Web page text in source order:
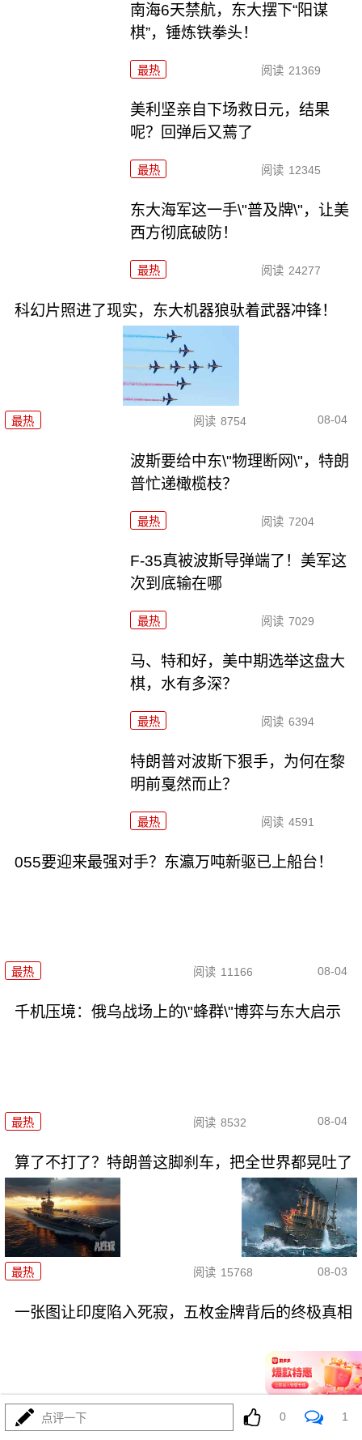
南海6天禁航，东大摆下“阳谋
棋”，锤炼铁拳头！
最热 阅读 21369
美利坚亲自下场救日元，结果
呢？回弹后又蔫了
最热 阅读 12345
东大海军这一手\"普及牌\"，让美
西方彻底破防！
最热 阅读 24277
科幻片照进了现实，东大机器狼驮着武器冲锋！
最热 阅读 8754 08-04
波斯要给中东\"物理断网\"，特朗
普忙递橄榄枝？
最热 阅读 7204
F-35真被波斯导弹端了！美军这
次到底输在哪
最热 阅读 7029
马、特和好，美中期选举这盘大
棋，水有多深？
最热 阅读 6394
特朗普对波斯下狠手，为何在黎
明前戛然而止？
最热 阅读 4591
055要迎来最强对手？东瀛万吨新驱已上船台！
最热 阅读 11166 08-04
千机压境：俄乌战场上的\"蜂群\"博弈与东大启示
最热 阅读 8532 08-04
算了不打了？特朗普这脚刹车，把全世界都晃吐了
最热 阅读 15768 08-03
一张图让印度陷入死寂，五枚金牌背后的终极真相
最热 10966 08-03
点评一下 0 1